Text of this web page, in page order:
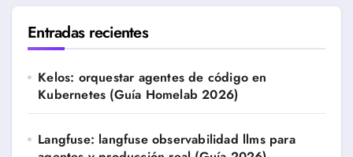
Entradas recientes
Kelos: orquestar agentes de código en
Kubernetes (Guía Homelab 2026)
Langfuse: langfuse observabilidad llms para